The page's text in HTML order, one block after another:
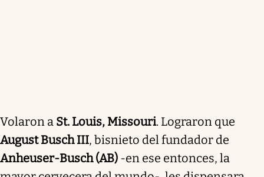
Volaron a St. Louis, Missouri. Lograron que
August Busch III, bisnieto del fundador de
Anheuser-Busch (AB) -en ese entonces, la